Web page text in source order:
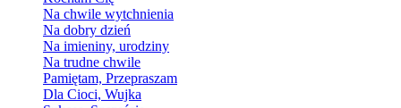
Na chwile wytchnienia
Na dobry dzień
Na imieniny, urodziny
Na trudne chwile
Pamiętam, Przepraszam
Dla Cioci, Wujka